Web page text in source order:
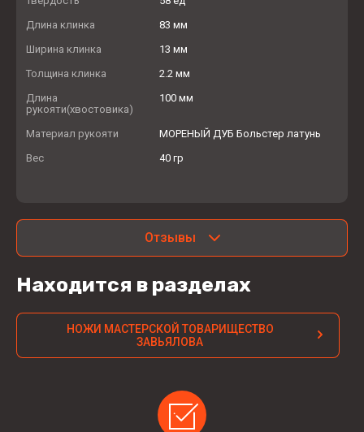
Длина клинка
83 мм
Ширина клинка
13 мм
Толщина клинка
2.2 мм
Длина
рукояти(хвостовика)
100 мм
Материал рукояти
МОРЕНЫЙ ДУБ Больстер латунь
Вес
40 гр
Отзывы
Находится в разделах
НОЖИ МАСТЕРСКОЙ ТОВАРИЩЕСТВО
ЗАВЬЯЛОВА